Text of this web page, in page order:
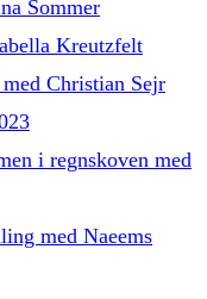
Sommer
Kreutzfelt
Christian Sejr
i regnskoven med
med Naeems